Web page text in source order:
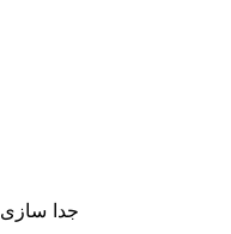
جدا سازی